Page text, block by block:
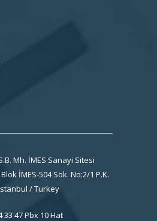
Mh. İMES Sanayi Sitesi
İMES-504 Sok. No:2/1 P.K.
/ Turkey
33 47 Pbx 10 Hat